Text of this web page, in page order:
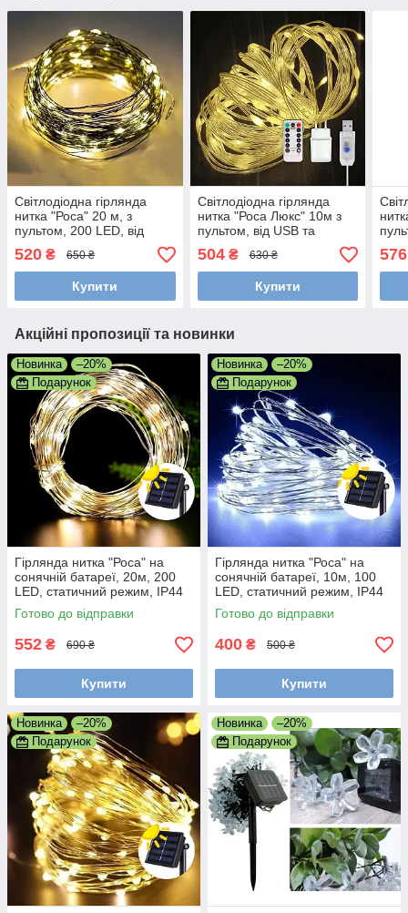
Світлодіодна гірлянда
нитка "Роса" 20 м, з
пультом, 200 LED, від
USB, зелений провід,
Теплий білий
520 ₴ 650 ₴
Купити
Світлодіодна гірлянда
нитка "Роса Люкс" 10м з
пультом, від USB та
мережі 220V, 100 LED, 8
режимів, IP65 Теплий
білий
504₴ 630 ₴
Купити
та
576
Акційні пропозиції та новинки
Новинка
–20%
Подарунок
Гірлянда нитка "Роса" на
сонячній батареї, 20м, 200
LED, статичний режим, IP44
Готово до відправки
552 ₴ 690 ₴
Купити
Новинка
–20%
Подарунок
Гірлянда нитка "Роса" на
сонячній батареї, 10м, 100
LED, статичний режим, IP44
Готово до відправки
400 ₴ 500 ₴
Купити
Новинка
–20%
Подарунок
Новинка
–20%
Подарунок